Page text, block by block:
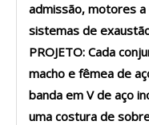
admissão, motores
sistemas de
PROJETO: Cada
macho e fêmea de
banda em V de aço
uma costura de